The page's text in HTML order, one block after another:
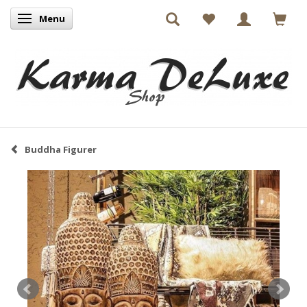
Skifte navigation
Menu
Buddha Figurer